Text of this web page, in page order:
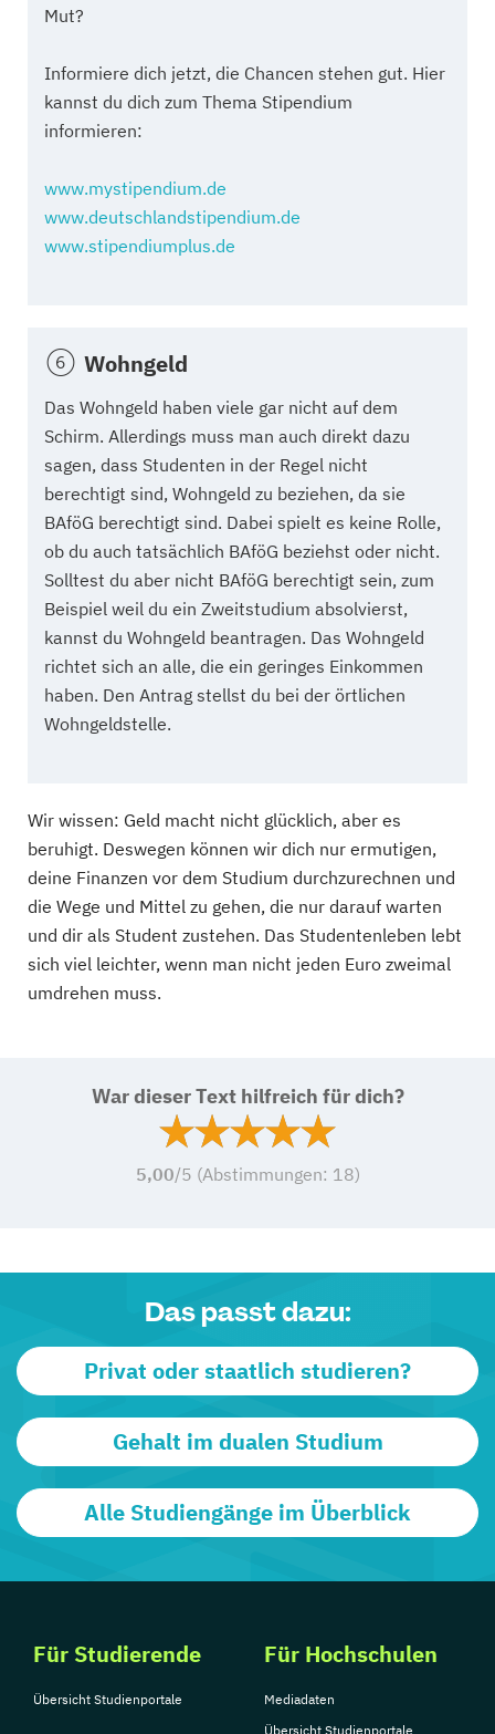
Mut?
Informiere dich jetzt, die Chancen stehen gut. Hier
kannst du dich zum Thema Stipendium
informieren:
www.mystipendium.de
www.deutschlandstipendium.de
www.stipendiumplus.de
Wohngeld
Das Wohngeld haben viele gar nicht auf dem
Schirm. Allerdings muss man auch direkt dazu
sagen, dass Studenten in der Regel nicht
berechtigt sind, Wohngeld zu beziehen, da sie
BAföG berechtigt sind. Dabei spielt es keine Rolle,
ob du auch tatsächlich BAföG beziehst oder nicht.
Solltest du aber nicht BAföG berechtigt sein, zum
Beispiel weil du ein Zweitstudium absolvierst,
kannst du Wohngeld beantragen. Das Wohngeld
richtet sich an alle, die ein geringes Einkommen
haben. Den Antrag stellst du bei der örtlichen
Wohngeldstelle.
Wir wissen: Geld macht nicht glücklich, aber es
beruhigt. Deswegen können wir dich nur ermutigen,
deine Finanzen vor dem Studium durchzurechnen und
die Wege und Mittel zu gehen, die nur darauf warten
und dir als Student zustehen. Das Studentenleben lebt
sich viel leichter, wenn man nicht jeden Euro zweimal
umdrehen muss.
War dieser Text hilfreich für dich?
5,00/5 (Abstimmungen: 18)
Das passt dazu:
Privat oder staatlich studieren?
Gehalt im dualen Studium
Alle Studiengänge im Überblick
Für Studierende
Übersicht Studienportale
Für Hochschulen
Mediadaten
Übersicht Studienportale